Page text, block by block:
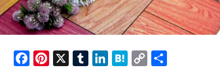
F
Pi X
T
Li H
C